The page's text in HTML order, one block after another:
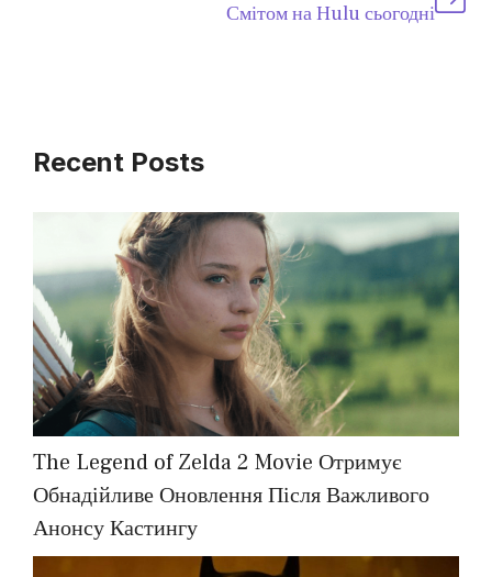
Смітом на Hulu сьогодні
Recent Posts
The Legend of Zelda 2 Movie Отримує
Обнадійливе Оновлення Після Важливого
Анонсу Кастингу